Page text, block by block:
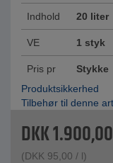
Indhold 20 liter
VE 1 styk
Pris pr
Stykke
Produktsikkerhed
Tilbehør til denne
DKK1.900,00
(DKK 95,00 / l)